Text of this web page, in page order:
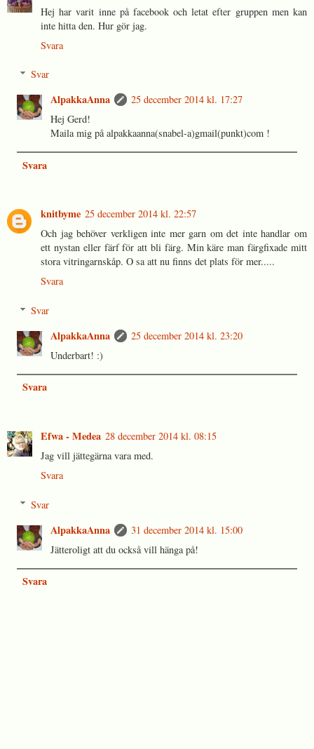
Hej har varit inne på facebook och letat efter gruppen men kan
inte hitta den. Hur gör jag.
Svara
Svar
AlpakkaAnna
25 december 2014 kl. 17:27
Hej Gerd!
Maila mig på alpakkaanna(snabel-a)gmail(punkt)com !
Svara
knitbyme 25 december 2014 kl. 22:57
Och jag behöver verkligen inte mer garn om det inte handlar om
ett nystan eller färf för att bli färg. Min käre man färgfixade mitt
stora vitringarnskåp. O sa att nu finns det plats för mer.....
Svara
Svar
AlpakkaAnna
25 december 2014 kl. 23:20
Underbart! :)
Svara
Efwa - Medea 28 december 2014 kl. 08:15
Jag vill jättegärna vara med.
Svara
Svar
AlpakkaAnna
31 december 2014 kl. 15:00
Jätteroligt att du också vill hänga på!
Svara